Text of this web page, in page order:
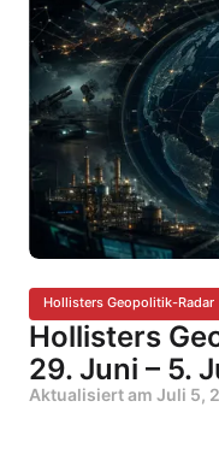
Hollisters Geopolitik-Radar
Hollisters
29. Juni – 5.
Aktualisiert am Juli 5,